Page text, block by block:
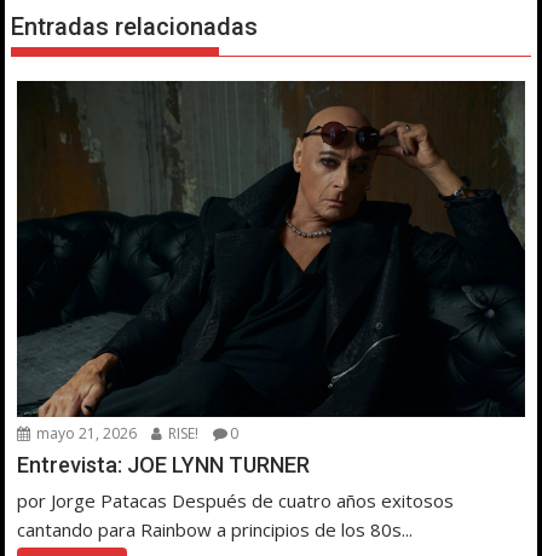
Entradas relacionadas
mayo 21, 2026 RISE! 0
Entrevista: JOE LYNN TURNER
por Jorge Patacas Después de cuatro años exitosos
cantando para Rainbow a principios de los 80s...